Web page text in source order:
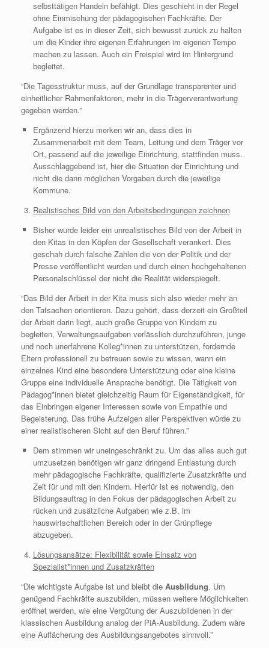
selbsttätigen Handeln befähigt. Dies geschieht in der Regel
ohne Einmischung der pädagogischen Fachkräfte. Der
Aufgabe ist es in dieser Zeit, sich bewusst zurück zu halten
um die Kinder ihre eigenen Erfahrungen im eigenen Tempo
machen zu lassen. Auch ein Freispiel wird im Hintergrund
begleitet.
“Die Tagesstruktur muss, auf der Grundlage transparenter und
einheitlicher Rahmenfaktoren, mehr in die Trägerverantwortung
gegeben werden.”
Ergänzend hierzu merken wir an, dass dies in
Zusammenarbeit mit dem Team, Leitung und dem Träger vor
Ort, passend auf die jeweilige Einrichtung, stattfinden muss.
Ausschlaggebend ist, hier die Situation der Einrichtung und
nicht die dann möglichen Vorgaben durch die jeweilige
Kommune.
Realistisches Bild von den Arbeitsbedingungen zeichnen
Bisher wurde leider ein unrealistisches Bild von der Arbeit in
den Kitas in den Köpfen der Gesellschaft verankert. Dies
geschah durch falsche Zahlen die von der Politik und der
Presse veröffentlicht wurden und durch einen hochgehaltenen
Personalschlüssel der nicht die Realität widerspiegelt.
“Das Bild der Arbeit in der Kita muss sich also wieder mehr an
den Tatsachen orientieren. Dazu gehört, dass derzeit ein Großteil
der Arbeit darin liegt, auch große Gruppe von Kindern zu
begleiten, Verwaltungsaufgaben verlässlich durchzuführen, junge
und noch unerfahrene Kolleg*innen zu unterstützen, fordernde
Eltern professionell zu betreuen sowie zu wissen, wann ein
einzelnes Kind eine besondere Unterstützung oder eine kleine
Gruppe eine individuelle Ansprache benötigt. Die Tätigkeit von
Pädagog*innen bietet gleichzeitig Raum für Eigenständigkeit, für
das Einbringen eigener Interessen sowie von Empathie und
Begeisterung. Das frühe Aufzeigen aller Perspektiven würde zu
einer realistischeren Sicht auf den Beruf führen.”
Dem stimmen wir uneingeschränkt zu. Um das alles auch gut
umzusetzen benötigen wir ganz dringend Entlastung durch
mehr pädagogische Fachkräfte, qualifizierte Zusatzkräfte und
Zeit für und mit den Kindern. Hierfür ist es notwendig, den
Bildungsauftrag in den Fokus der pädagogischen Arbeit zu
rücken und zusätzliche Aufgaben wie z.B. im
hauswirtschaftlichen Bereich oder in der Grünpflege
abzugeben.
Lösungsansätze: Flexibilität sowie Einsatz von
Spezialist*innen und Zusatzkräften
“Die wichtigste Aufgabe ist und bleibt die Ausbildung. Um
genügend Fachkräfte auszubilden, müssen weitere Möglichkeiten
eröffnet werden, wie eine Vergütung der Auszubildenen in der
klassischen Ausbildung analog der PiA-Ausbildung. Zudem wäre
eine Auffächerung des Ausbildungsangebotes sinnvoll.”